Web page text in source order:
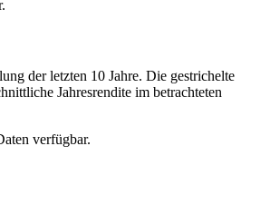
der letzten 10 Jahre. Die gestrichelte
Jahresrendite im betrachteten
verfügbar.